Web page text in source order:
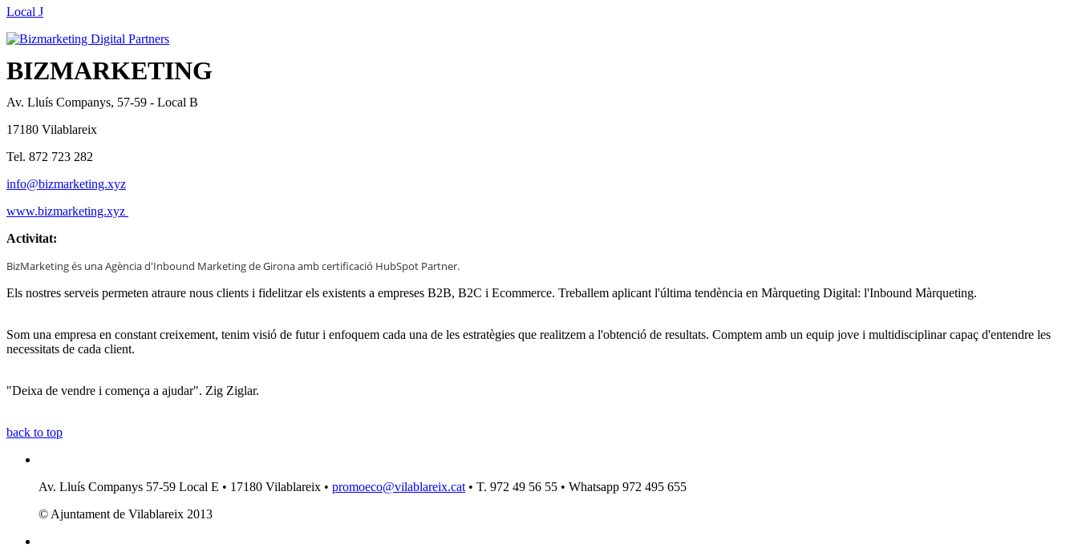
Local J
BIZMARKETING
Av. Lluís Companys, 57-59 - Local B
17180 Vilablareix
Tel. 872 723 282
info@bizmarketing.xyz
www.bizmarketing.xyz
Activitat:
BizMarketing és una Agència d'Inbound Marketing de Girona amb certificació HubSpot Partner.
Els nostres serveis permeten atraure nous clients i fidelitzar els existents a empreses B2B, B2C i Ecommerce. Treballem aplicant l'última tendència en Màrqueting Digital: l'Inbound Màrqueting.
Som una empresa en constant creixement, tenim visió de futur i enfoquem cada una de les estratègies que realitzem a l'obtenció de resultats. Comptem amb un equip jove i multidisciplinar capaç d'entendre les
necessitats de cada client.
"Deixa de vendre i comença a ajudar". Zig Ziglar.
back to top
Av. Lluís Companys 57-59 Local E • 17180 Vilablareix • promoeco@vilablareix.cat • T. 972 49 56 55 • Whatsapp 972 495 655
© Ajuntament de Vilablareix 2013